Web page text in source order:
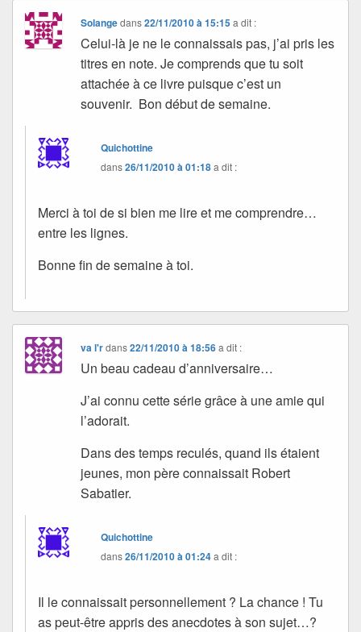
Solangedans22/11/2010 à 15:15 a dit :
Celui-là je ne le connaissais pas, j’ai pris les
titres en note. Je comprends que tu soit
attachée à ce livre puisque c’est un
souvenir. Bon début de semaine.
Quichottine
dans26/11/2010 à 01:18a dit :
Merci à toi de si bien me lire et me comprendre…
entre les lignes.
Bonne fin de semaine à toi.
va l'rdans22/11/2010 à 18:56 a dit :
Un beau cadeau d’anniversaire…
J’ai connu cette série grâce à une amie qui
l’adorait.
Dans des temps reculés, quand ils étaient
jeunes, mon père connaissait Robert
Sabatier.
Quichottine
dans26/11/2010 à 01:24a dit :
Il le connaissait personnellement ? La chance ! Tu
as peut-être appris des anecdotes à son sujet…?